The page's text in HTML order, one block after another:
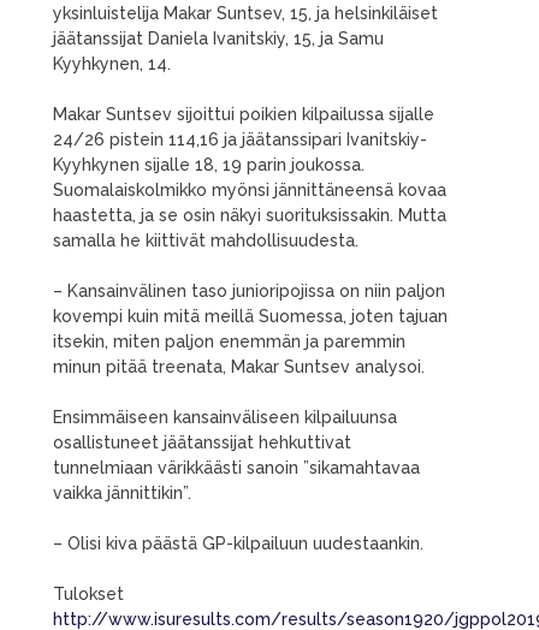
yksinluistelija Makar Suntsev, 15, ja helsinkiläiset
jäätanssijat Daniela Ivanitskiy, 15, ja Samu
Kyyhkynen, 14.
Makar Suntsev sijoittui poikien kilpailussa sijalle
24/26 pistein 114,16 ja jäätanssipari Ivanitskiy-
Kyyhkynen sijalle 18, 19 parin joukossa.
Suomalaiskolmikko myönsi jännittäneensä kovaa
haastetta, ja se osin näkyi suorituksissakin. Mutta
samalla he kiittivät mahdollisuudesta.
– Kansainvälinen taso junioripojissa on niin paljon
kovempi kuin mitä meillä Suomessa, joten tajuan
itsekin, miten paljon enemmän ja paremmin
minun pitää treenata, Makar Suntsev analysoi.
Ensimmäiseen kansainväliseen kilpailuunsa
osallistuneet jäätanssijat hehkuttivat
tunnelmiaan värikkäästi sanoin ”sikamahtavaa
vaikka jännittikin”.
– Olisi kiva päästä GP-kilpailuun uudestaankin.
Tulokset
http://www.isuresults.com/results/season1920/